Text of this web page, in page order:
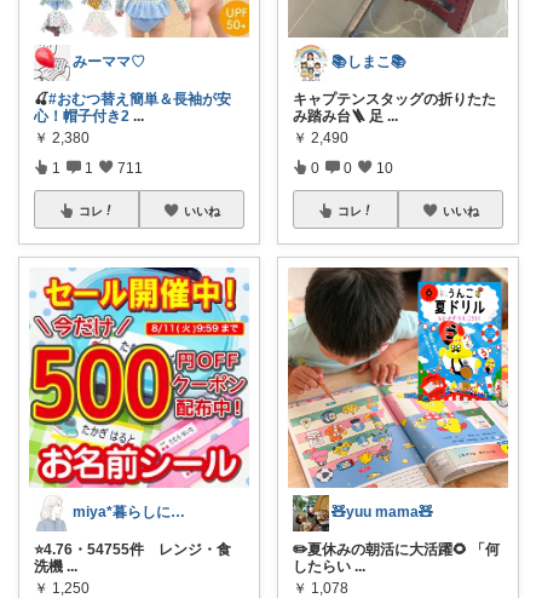
みーママ♡
🍒#おむつ替え簡単＆長袖が安
心！帽子付き2 ...
￥ 2,380
1 1 711
コレ いいね
miya*暮らしに役立つ楽天セレクト
⭐️4.76・54755件 レンジ・食
洗機 ...
￥ 1,250
📚しまこ📚
キャプテンスタッグの折りたた
み踏み台🪜 足 ...
￥ 2,490
0 0 10
コレ いいね
🧸yuu mama🧸
✏️夏休みの朝活に大活躍🌻 「何
したらい ...
￥ 1,078